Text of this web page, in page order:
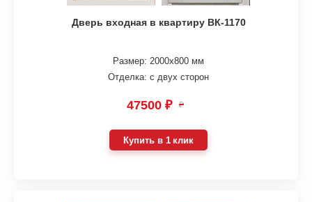
Дверь входная в квартиру ВК-1170
Размер: 2000х800 мм
Отделка: с двух сторон
47500 ₽ ₽
Купить в 1 клик